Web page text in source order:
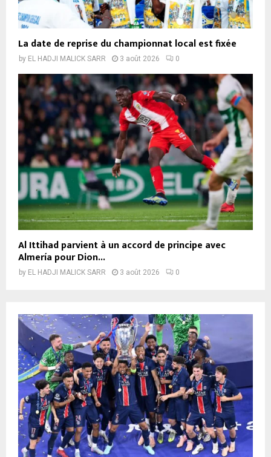
La date de reprise du championnat local est fixée
by EL HADJI MALICK SARR 3 août 2026 0
Al Ittihad parvient à un accord de principe avec
Almería pour Dion...
by EL HADJI MALICK SARR 3 août 2026 0